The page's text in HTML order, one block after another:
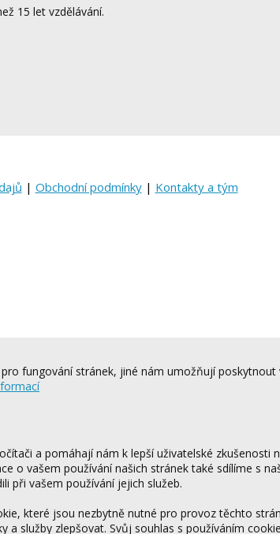
15 let vzdělávání.
| Obchodní podmínky| Kontakty a tým
fungování stránek, jiné nám umožňují
a pomáhají nám k lepší uživatelské
o vašem používání našich stránek také sdílíme s
při vašem používání jejich služeb.
které jsou nezbytně nutné pro provoz těchto
služby zlepšovat. Svůj souhlas s používáním